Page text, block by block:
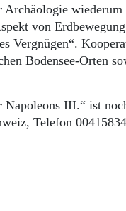
Archäologie
von
Vergnügen“.
Bodensee-Orten
III.“ ist
Telefon